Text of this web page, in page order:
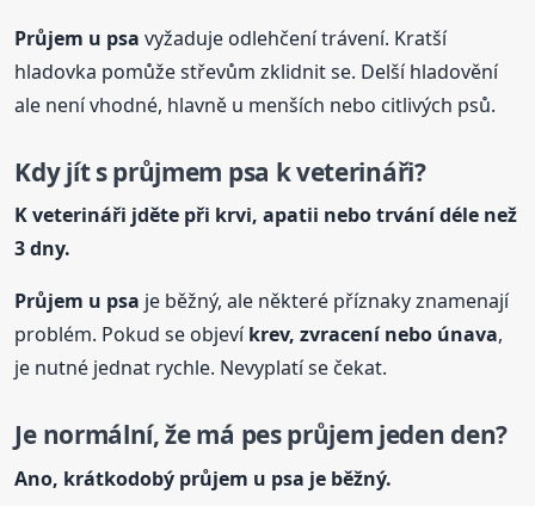
Průjem u psa vyžaduje odlehčení trávení. Kratší
hladovka pomůže střevům zklidnit se. Delší hladovění
ale není vhodné, hlavně u menších nebo citlivých psů.
Kdy jít s průjmem psa k veterináři?
K veterináři jděte při krvi, apatii nebo trvání déle než
3 dny.
Průjem u psa je běžný, ale některé příznaky znamenají
problém. Pokud se objevíkrev, zvracení nebo únava,
je nutné jednat rychle. Nevyplatí se čekat.
Je normální, že má pes průjem jeden den?
Ano, krátkodobý průjem u psa je běžný.